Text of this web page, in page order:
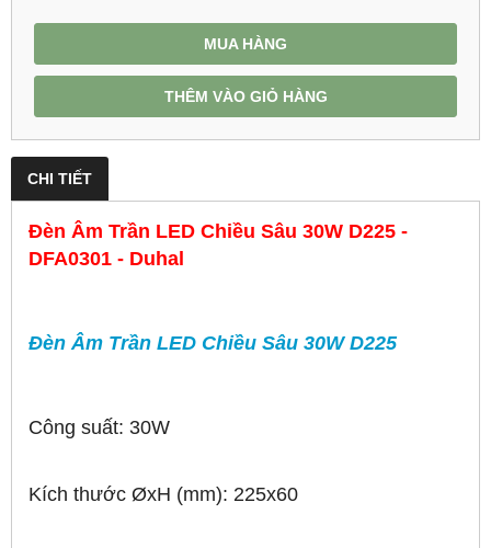
MUA HÀNG
THÊM VÀO GIỎ HÀNG
CHI TIẾT
Đèn Âm Trần LED Chiều Sâu 30W D225 -
DFA0301 - Duhal
Đèn Âm Trần LED Chiều Sâu 30W D225
Công suất: 30W
Kích thước ØxH (mm): 225x60